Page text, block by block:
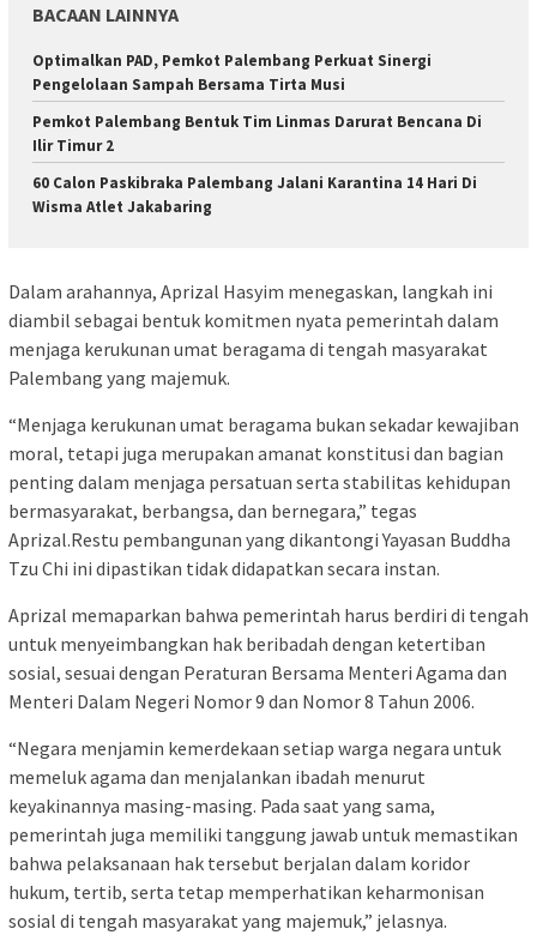
BACAAN LAINNYA
Optimalkan PAD, Pemkot Palembang Perkuat Sinergi
Pengelolaan Sampah Bersama Tirta Musi
Pemkot Palembang Bentuk Tim Linmas Darurat Bencana Di
Ilir Timur 2
60 Calon Paskibraka Palembang Jalani Karantina 14 Hari Di
Wisma Atlet Jakabaring
Dalam arahannya, Aprizal Hasyim menegaskan, langkah ini
diambil sebagai bentuk komitmen nyata pemerintah dalam
menjaga kerukunan umat beragama di tengah masyarakat
Palembang yang majemuk.
“Menjaga kerukunan umat beragama bukan sekadar kewajiban
moral, tetapi juga merupakan amanat konstitusi dan bagian
penting dalam menjaga persatuan serta stabilitas kehidupan
bermasyarakat, berbangsa, dan bernegara,” tegas
Aprizal.Restu pembangunan yang dikantongi Yayasan Buddha
Tzu Chi ini dipastikan tidak didapatkan secara instan.
Aprizal memaparkan bahwa pemerintah harus berdiri di tengah
untuk menyeimbangkan hak beribadah dengan ketertiban
sosial, sesuai dengan Peraturan Bersama Menteri Agama dan
Menteri Dalam Negeri Nomor 9 dan Nomor 8 Tahun 2006.
“Negara menjamin kemerdekaan setiap warga negara untuk
memeluk agama dan menjalankan ibadah menurut
keyakinannya masing-masing. Pada saat yang sama,
pemerintah juga memiliki tanggung jawab untuk memastikan
bahwa pelaksanaan hak tersebut berjalan dalam koridor
hukum, tertib, serta tetap memperhatikan keharmonisan
sosial di tengah masyarakat yang majemuk,” jelasnya.